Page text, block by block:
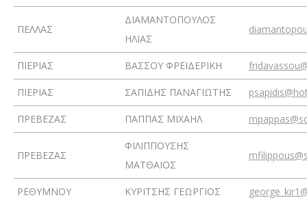
ΠΕΛΛΑΣ
ΔΙΑΜΑΝΤΟΠΟΥΛΟΣ
ΗΛΙΑΣ
ΠΙΕΡΙΑΣ ΒΑΣΣΟΥ ΦΡΕΙΔΕΡΙΚΗ
ΠΙΕΡΙΑΣ ΣΑΠΙΔΗΣ ΠΑΝΑΓΙΩΤΗΣ
ΠΡΕΒΕΖΑΣ ΠΑΠΠΑΣ ΜΙΧΑΗΛ
ΠΡΕΒΕΖΑΣ
ΦΙΛΙΠΠΟΥΣΗΣ
ΜΑΤΘΑΙΟΣ
ΡΕΘΥΜΝΟΥ ΚΥΡΙΤΣΗΣ ΓΕΩΡΓΙΟΣ